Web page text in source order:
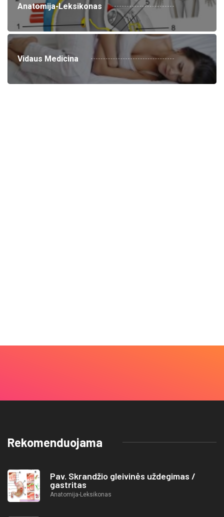
Anatomija-Leksikonas
Vidaus Medicina
Rekomenduojama
Pav. Skrandžio gleivinės uždegimas /
gastritas
Anatomija-Leksikonas